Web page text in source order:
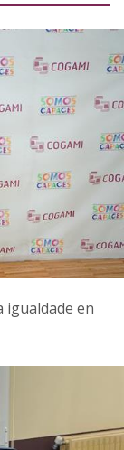
igualdade en